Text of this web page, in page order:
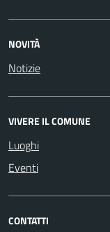
NOVITÀ
Notizie
VIVERE IL COMUNE
Luoghi
Eventi
CONTATTI